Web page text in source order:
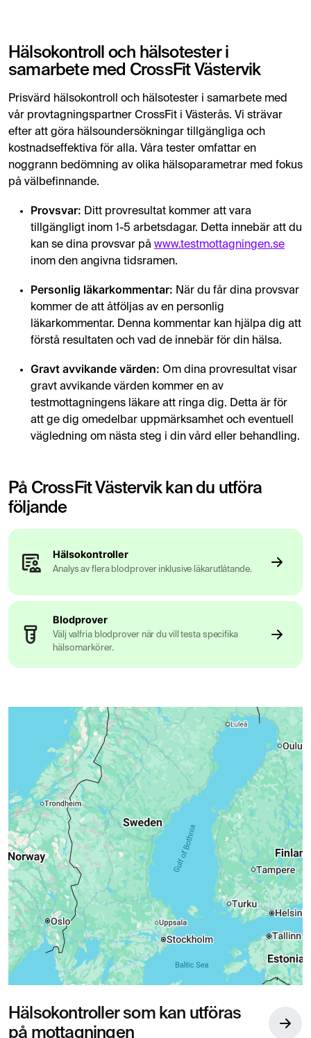
Hälsokontroll och hälsotester i
samarbete med CrossFit Västervik
Prisvärd hälsokontroll och hälsotester i samarbete med
vår provtagningspartner CrossFit i Västerås. Vi strävar
efter att göra hälsoundersökningar tillgängliga och
kostnadseffektiva för alla. Våra tester omfattar en
noggrann bedömning av olika hälsoparametrar med fokus
på välbefinnande.
Provsvar: Ditt provresultat kommer att vara
tillgängligt inom 1-5 arbetsdagar. Detta innebär att du
kan se dina provsvar på www.testmottagningen.se
inom den angivna tidsramen.
Personlig läkarkommentar: När du får dina provsvar
kommer de att åtföljas av en personlig
läkarkommentar. Denna kommentar kan hjälpa dig att
förstå resultaten och vad de innebär för din hälsa.
Gravt avvikande värden: Om dina provresultat visar
gravt avvikande värden kommer en av
testmottagningens läkare att ringa dig. Detta är för
att ge dig omedelbar uppmärksamhet och eventuell
vägledning om nästa steg i din vård eller behandling.
På CrossFit Västervik kan du utföra
följande
Hälsokontroller
Analys av flera blodprover inklusive läkarutlåtande.
Blodprover
Välj valfria blodprover när du vill testa specifika
hälsomarkörer.
Hälsokontroller som kan utföras
på mottagningen